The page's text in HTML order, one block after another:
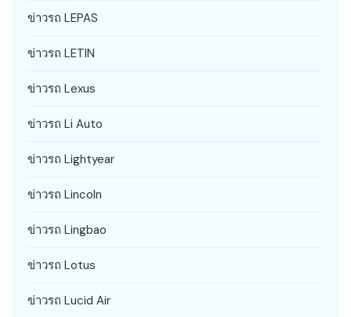
ข่าวรถ LEPAS
ข่าวรถ LETIN
ข่าวรถ Lexus
ข่าวรถ Li Auto
ข่าวรถ Lightyear
ข่าวรถ Lincoln
ข่าวรถ Lingbao
ข่าวรถ Lotus
ข่าวรถ Lucid Air